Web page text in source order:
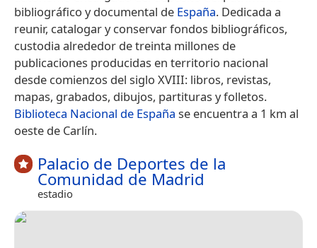
bibliográfico y documental de España. Dedicada a
reunir, catalogar y conservar fondos bibliográficos,
custodia alrededor de treinta millones de
publicaciones producidas en territorio nacional
desde comienzos del siglo XVIII: libros, revistas,
mapas, grabados, dibujos, partituras y folletos.
Biblioteca Nacional de España se encuentra a 1 km al
oeste de Carlín.
Palacio de Deportes de la
Comunidad de Madrid
estadio